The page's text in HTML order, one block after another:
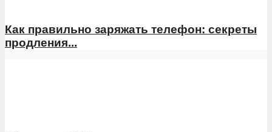
Как правильно заряжать телефон: секреты
продления...